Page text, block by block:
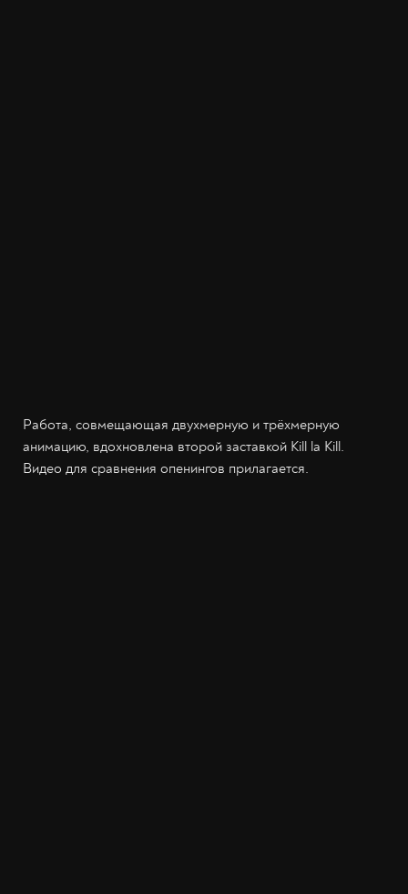
Работа, совмещающая двухмерную и трёхмерную
анимацию, вдохновлена второй заставкой Kill la Kill.
Видео для сравнения опенингов прилагается.